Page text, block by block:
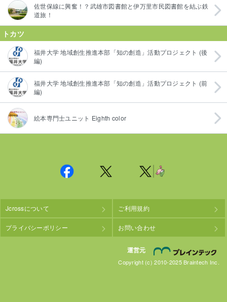
佐世保線に興奮！？武雄市図書館と伊万里市民図書館を結ぶ鉄
道旅！
トカツ
福井大学 地域創生推進本部「知の創造」活動プロジェクト (後
編)
福井大学 地域創生推進本部「知の創造」活動プロジェクト (前
編)
絵本専門士ユニット Eighth color
Jcrossについて ご利用規約
プライバシーポリシー お問い合わせ
運営元
Copyright (c) 2010-2025 Braintech Inc.